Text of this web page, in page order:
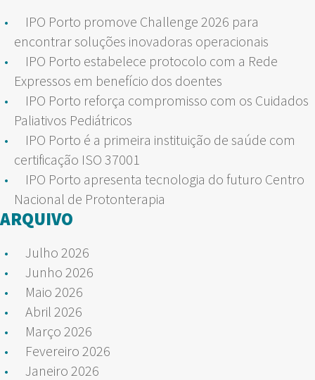
IPO Porto promove Challenge 2026 para
encontrar soluções inovadoras operacionais
IPO Porto estabelece protocolo com a Rede
Expressos em benefício dos doentes
IPO Porto reforça compromisso com os Cuidados
Paliativos Pediátricos
IPO Porto é a primeira instituição de saúde com
certificação ISO 37001
IPO Porto apresenta tecnologia do futuro Centro
Nacional de Protonterapia
ARQUIVO
Julho 2026
Junho 2026
Maio 2026
Abril 2026
Março 2026
Fevereiro 2026
Janeiro 2026